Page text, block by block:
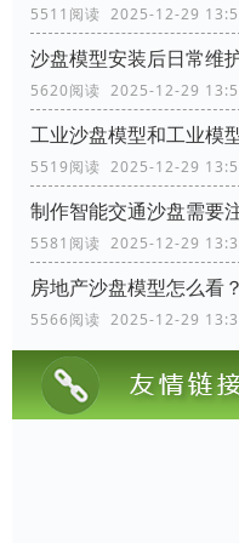
5511阅读 2025-12-29
沙盘模型安装后日常维
5620阅读 2025-12-29
工业沙盘模型和工业模
5519阅读 2025-12-29
制作智能交通沙盘需要
5581阅读 2025-12-29
房地产沙盘模型怎么看
5566阅读 2025-12-29